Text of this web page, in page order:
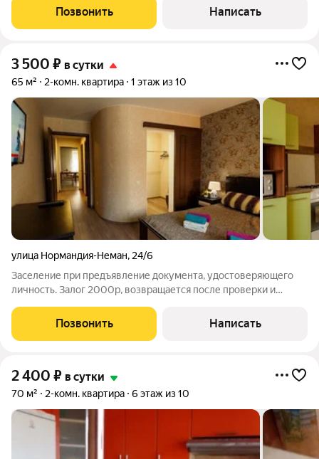
вашего удобства и эстетического удовольствия. Позвольте
себе окунуться в атмосферу
Позвонить Написать
3 500 ₽ в сутки
65 м² 2-комн. квартира 1 этаж из 10
улица Нормандия-Неман, 24/6
Заселение при предъявление документа, удостоверяющего
личность. Залог 2000р, возвращается после проверки и
буднего дня, тариф выходного дня, ночной тариф и почасовой
тариф. Цена аренды квартиры
Позвонить Написать
2 400 ₽ в сутки
70 м² 2-комн. квартира 6 этаж из 10